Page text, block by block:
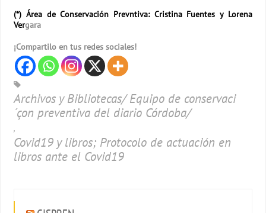
(*) Área de Conservación Prevntiva: Cristina Fuentes y Lorena
Vergara
¡Compartilo en tus redes sociales!
Archivos y Bibliotecas/ Equipo de conservaci
´çon preventiva del diario Córdoba/
,
Covid19 y libros; Protocolo de actuación en
libros ante el Covid19